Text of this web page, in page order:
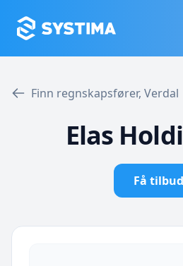
Finn regnskapsfører, Verdal
Elas
Få tilbud